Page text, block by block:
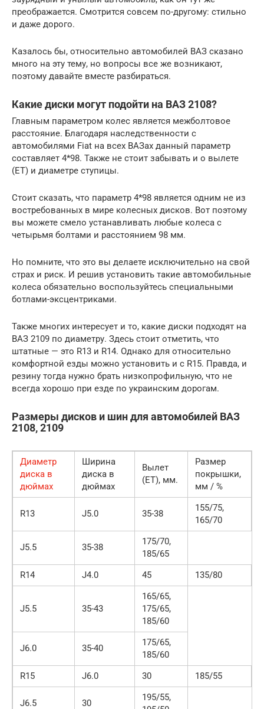
преображается. Смотрится совсем по-другому: стильно
и даже дорого.
Казалось бы, относительно автомобилей ВАЗ сказано
много на эту тему, но вопросы все же возникают,
поэтому давайте вместе разбираться.
Какие диски могут подойти на ВАЗ 2108?
Главным параметром колес является межболтовое
расстояние. Благодаря наследственности с
автомобилями Fiat на всех ВАЗах данный параметр
составляет 4*98. Также не стоит забывать и о вылете
(ЕТ) и диаметре ступицы.
Стоит сказать, что параметр 4*98 является одним не из
востребованных в мире колесных дисков. Вот поэтому
вы можете смело устанавливать любые колеса с
четырьмя болтами и расстоянием 98 мм.
Но помните, что это вы делаете исключительно на свой
страх и риск. И решив установить такие автомобильные
колеса обязательно воспользуйтесь специальными
ботлами-эксцентриками.
Также многих интересует и то, какие диски подходят на
ВАЗ 2109 по диаметру. Здесь стоит отметить, что
штатные — это R13 и R14. Однако для относительно
комфортной езды можно установить и с R15. Правда, и
резину тогда нужно брать низкопрофильную, что не
всегда хорошо при езде по украинским дорогам.
Размеры дисков и шин для автомобилей ВАЗ
2108, 2109
Диаметр
диска в
дюймах
Ширина
диска в
дюймах
Вылет
(ET), мм.
Размер
покрышки,
мм / %
R13 J5.0 35-38
155/75,
165/70
J5.5 35-38
175/70,
185/65
R14
J4.0 45 135/80
J5.5 35-43
165/65,
175/65,
185/60
J6.0 35-40
175/65,
185/60
R15
J6.0 30 185/55
J6.5 30
195/55,